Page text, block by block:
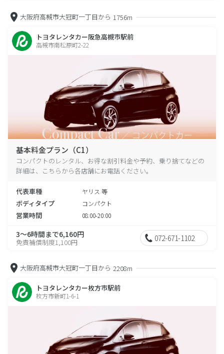
大阪府高槻市大冠町一丁目から 1756m
トヨタレンタカー阪急高槻市駅前
高槻市南松原町2-22
基本料金プラン（C1）
コンパクトのレンタル、お得な割引料金や予約、乗り捨てなどの
詳細は、こちらから各店舗にお電話ください。
代表車種 ヤリス 等
ボディタイプ コンパクト
営業時間 08:00-20:00
3～6時間まで6,160円
免責補償制度1,100円 072-671-1102
大阪府高槻市大冠町一丁目から 2208m
トヨタレンタカー枚方市駅前
枚方市新町1-6-1